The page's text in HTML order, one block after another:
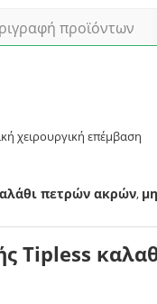
προϊόντων
χειρουργική επέμβαση
πετρών ακρών,
Tipless